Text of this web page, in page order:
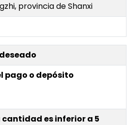
provincia de Shanxi
pago o depósito
cantidad es inferior a 5